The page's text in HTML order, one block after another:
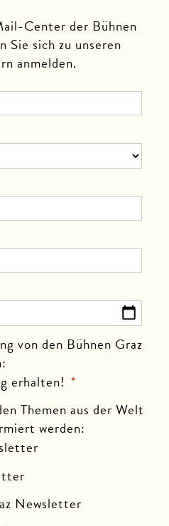
Center der Bühnen
Sie sich zu unseren
anmelden.
von den Bühnen Graz
erhalten!
Themen aus der Welt
werden:
Newsletter